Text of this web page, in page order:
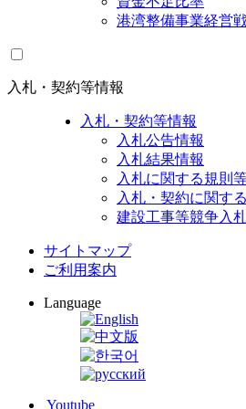
港湾整備事業経営
入札・契約等情報
入札・契約等情報
入札公告情報
入札結果情報
入札に関する規則
入札・契約に関す
建設工事等競争入
サイトマップ
ご利用案内
Language
Youtube